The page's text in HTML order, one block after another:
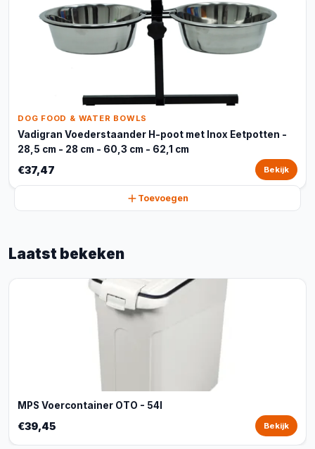
DOG FOOD & WATER BOWLS
Vadigran Voederstaander H-poot met Inox Eetpotten -
28,5 cm - 28 cm - 60,3 cm - 62,1 cm
€37,47 Bekijk
Toevoegen
Laatst bekeken
MPS Voercontainer OTO - 54l
€39,45 Bekijk